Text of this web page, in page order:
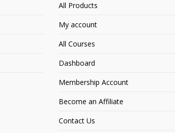
All Products
My account
All Courses
Dashboard
Membership Account
Become an Affiliate
Contact Us